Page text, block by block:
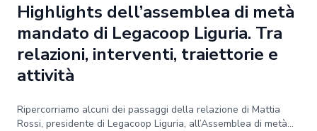
Highlights dell’assemblea di metà
mandato di Legacoop Liguria. Tra
relazioni, interventi, traiettorie e
attività
Ripercorriamo alcuni dei passaggi della relazione di Mattia
Rossi, presidente di Legacoop Liguria, all’Assemblea di metà...